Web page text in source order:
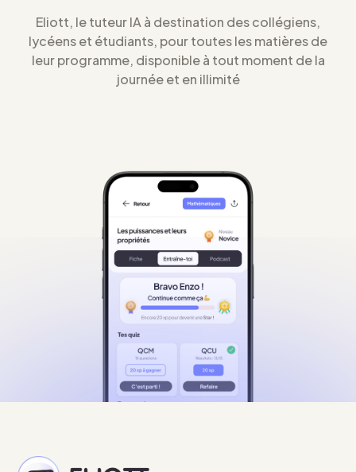
Eliott, le tuteur IA à destination des collégiens,
lycéens et étudiants, pour toutes les matières de
leur programme, disponible à tout moment de la
journée et en illimité